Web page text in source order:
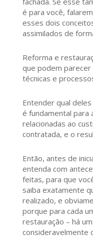
é para você,
esses dois
assimilados de
Reforma e
que podem
técnicas e
Entender qual
é fundamental para
relacionadas ao
contratada, e o
Então, antes de
entenda com
feitas, para que
saiba exatamente
realizado, e
porque para cada
restauração – há
consideravelmente